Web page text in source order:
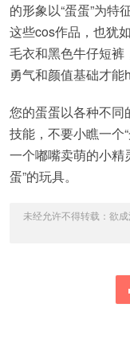
的形象以“蛋蛋”为特
这些cos作品，也犹
毛衣和黑色牛仔短裤
勇气和颜值基础才能
您的蛋蛋以各种不同
技能，不要小瞧一个
一个嘟嘴卖萌的小精
蛋”的玩具。
未经允许不得转载： 欲